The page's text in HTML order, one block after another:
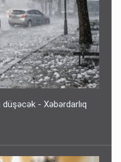
- Xəbərdarlıq